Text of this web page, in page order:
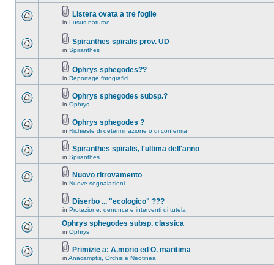
Listera ovata a tre foglie
in Lusus naturae
Spiranthes spiralis prov. UD
in Spiranthes
Ophrys sphegodes??
in Reportage fotografici
Ophrys sphegodes subsp.?
in Ophrys
Ophrys sphegodes ?
in Richieste di determinazione o di conferma
Spiranthes spiralis, l'ultima dell'anno
in Spiranthes
Nuovo ritrovamento
in Nuove segnalazioni
Diserbo ... "ecologico" ???
in Protezione, denunce e interventi di tutela
Ophrys sphegodes subsp. classica
in Ophrys
Primizie a: A.morio ed O. maritima
in Anacamptis, Orchis e Neotinea